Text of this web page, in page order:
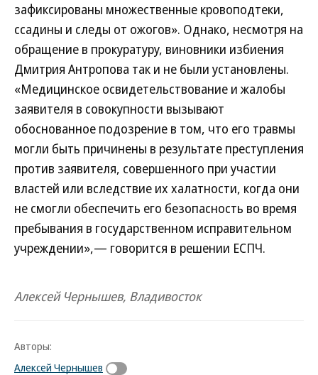
зафиксированы множественные кровоподтеки,
ссадины и следы от ожогов». Однако, несмотря на
обращение в прокуратуру, виновники избиения
Дмитрия Антропова так и не были установлены.
«Медицинское освидетельствование и жалобы
заявителя в совокупности вызывают
обоснованное подозрение в том, что его травмы
могли быть причинены в результате преступления
против заявителя, совершенного при участии
властей или вследствие их халатности, когда они
не смогли обеспечить его безопасность во время
пребывания в государственном исправительном
учреждении»,— говорится в решении ЕСПЧ.
Алексей Чернышев, Владивосток
Авторы:
Алексей Чернышев